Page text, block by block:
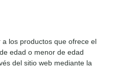
los productos que ofrece el
edad o menor de edad
del sitio web mediante la